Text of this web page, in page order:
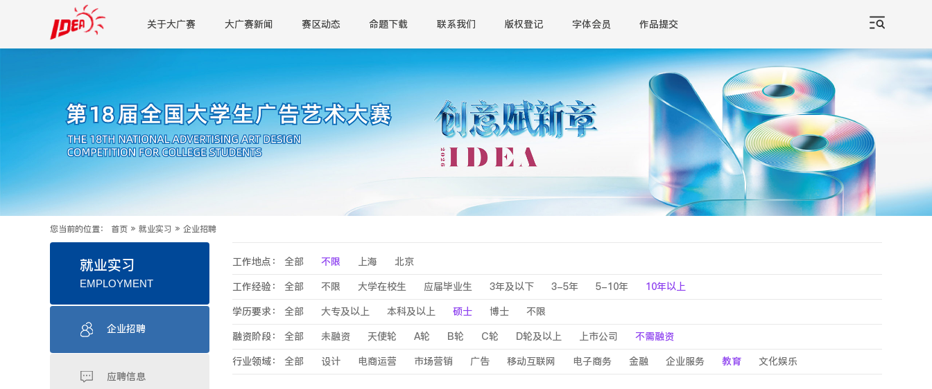
关于大广赛 大广赛新闻 赛区动态 命题下载 联系我们 版权登记 字体会员 作品提交
您当前的位置： 首页 » 就业实习 » 企业招聘
就业实习
EMPLOYMENT
企业招聘
应聘信息
工作地点： 全部 不限 上海 北京
工作经验： 全部 不限 大学在校生 应届毕业生 3年及以下 3-5年 5-10年 10年以上
学历要求： 全部 大专及以上 本科及以上 硕士 博士 不限
融资阶段： 全部 未融资 天使轮 A轮 B轮 C轮 D轮及以上 上市公司 不需融资
行业领域： 全部 设计 电商运营 市场营销 广告 移动互联网 电子商务 金融 企业服务 教育 文化娱乐